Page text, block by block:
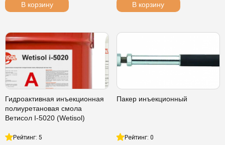
В корзину В корзину
Гидроактивная инъекционная
полиуретановая смола
Ветисол I-5020 (Wetisol)
Рейтинг: 5
Пакер инъекционный
Рейтинг: 0